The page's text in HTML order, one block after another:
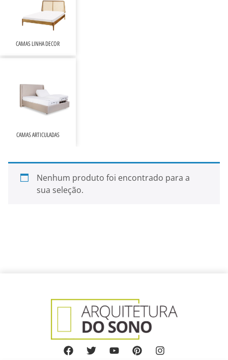
CAMAS ARTICULADAS
CAMAS LINHA DECOR
Nenhum produto foi encontrado para a
sua seleção.